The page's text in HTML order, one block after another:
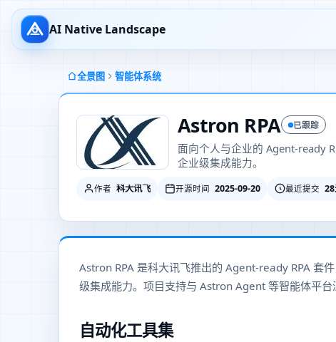
AI Native Landscape
全景图 智能体系统
Astron RPA 已跟踪
面向个人与企业的 Agent-ready
企业级集成能力。
作者 科大讯飞 开源时间 2025-09-20 最近提交
Astron RPA 是科大讯飞推出的 Agent-ready RPA 套
级集成能力。项目支持与 Astron Agent 等智能体平台
自动化工具集